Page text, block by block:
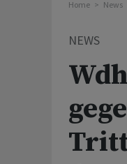
Home News
NEWS